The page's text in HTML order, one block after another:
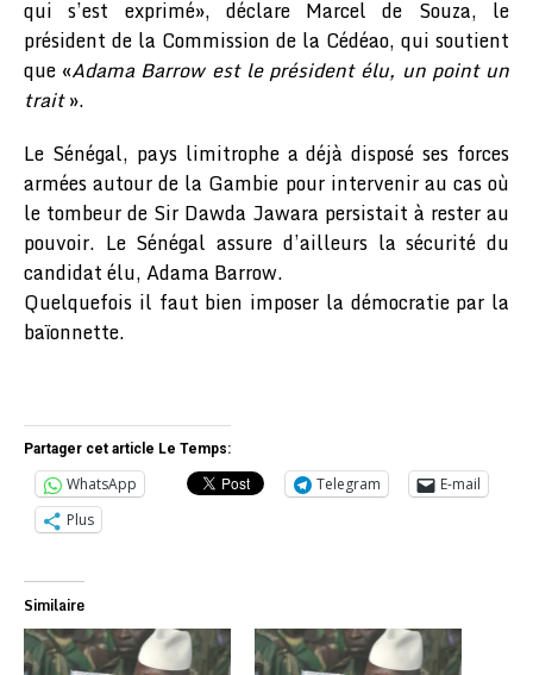
qui s’est exprimé», déclare Marcel de Souza, le
président de la Commission de la Cédéao, qui soutient
que «Adama Barrow est le président élu, un point un
trait».
Le Sénégal, pays limitrophe a déjà disposé ses forces
armées autour de la Gambie pour intervenir au cas où
le tombeur de Sir Dawda Jawara persistait à rester au
pouvoir. Le Sénégal assure d’ailleurs la sécurité du
candidat élu, Adama Barrow.
Quelquefois il faut bien imposer la démocratie par la
baïonnette.
Partager cet article Le Temps:
WhatsApp Telegram
E-mail
Plus
Similaire